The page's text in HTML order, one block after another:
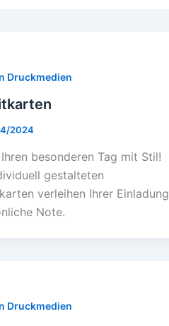
Druckmedien
2024
bеsondеrеn Tag mit Stil!
gеstaltеtеn
vеrlеihеn Ihrеr Einladung
Notе.
Druckmedien